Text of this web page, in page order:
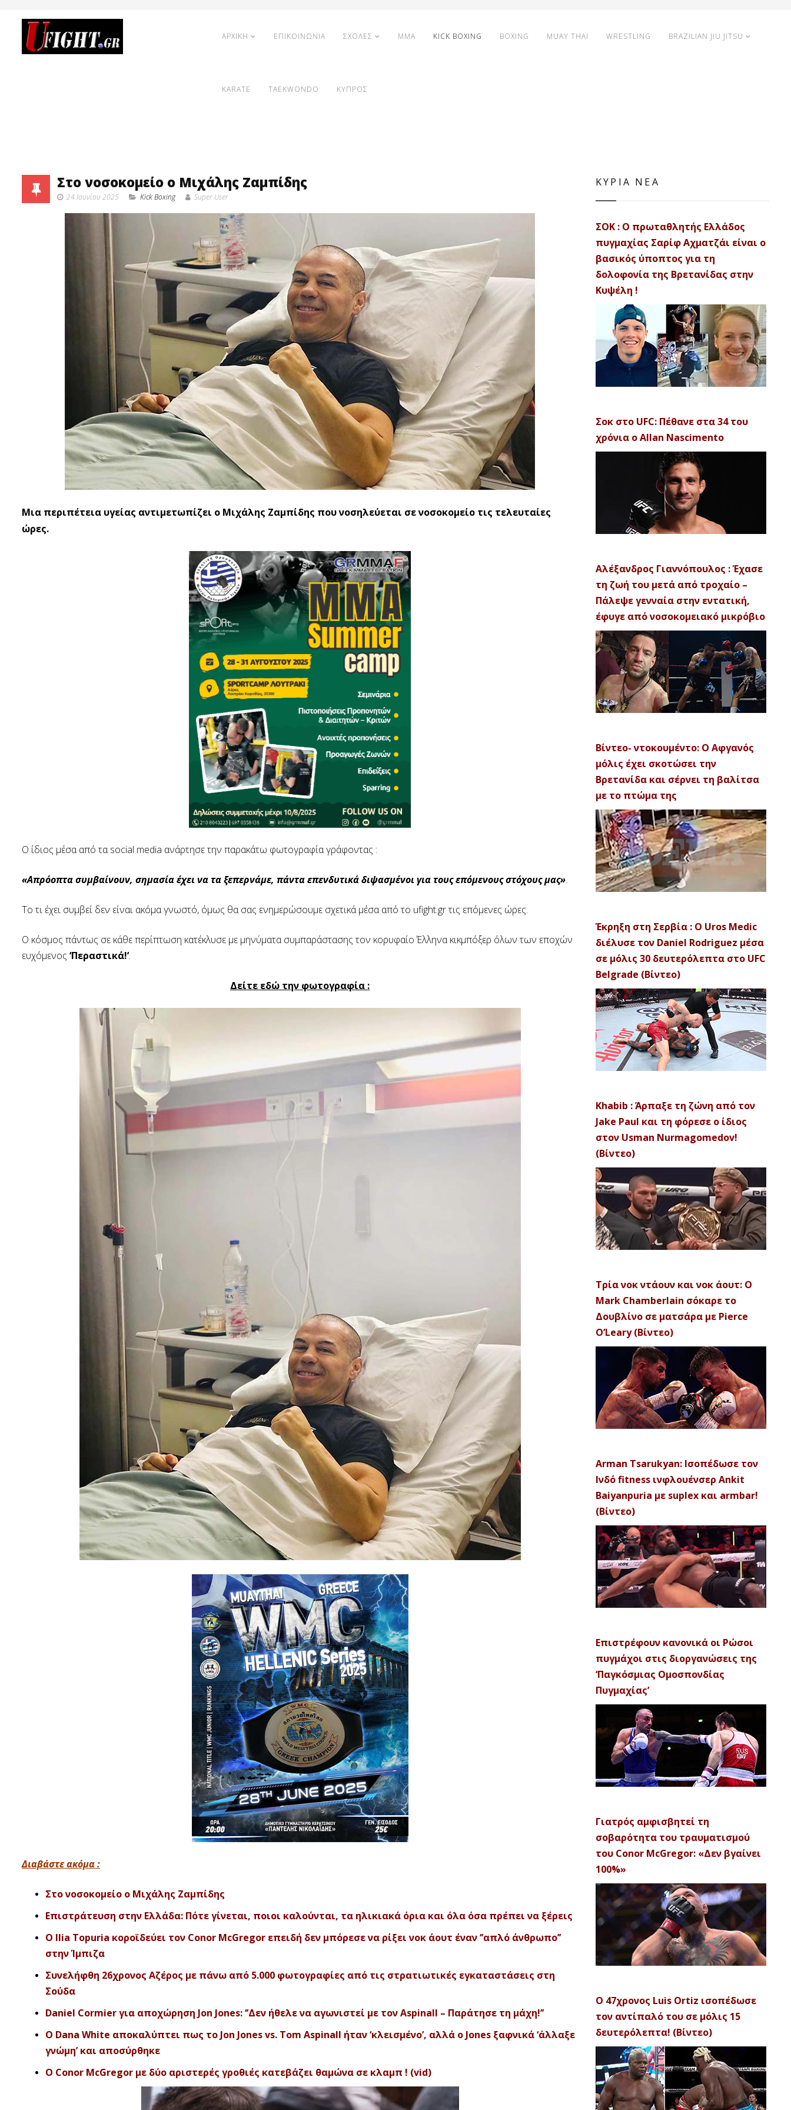
ΑΡΧΙΚΗ ΕΠΙΚΟΙΝΩΝΙΑ ΣΧΟΛΕΣ MMA KICK BOXING BOXING MUAY THAI WRESTLING BRAZILIAN JIU JITSU
KARATE TAEKWONDO ΚΥΠΡΟΣ
Στο νοσοκομείο ο Μιχάλης Ζαμπίδης
24 Ιουνίου 2025 Κick Boxing Super User
Μια περιπέτεια υγείας αντιμετωπίζει ο Μιχάλης Ζαμπίδης που νοσηλεύεται σε νοσοκομείο τις τελευταίες
ώρες.
Ο ίδιος μέσα από τα social media ανάρτησε την παρακάτω φωτογραφία γράφοντας :
«Απρόοπτα συμβαίνουν, σημασία έχει να τα ξεπερνάμε, πάντα επενδυτικά διψασμένοι για τους επόμενους στόχους μας».
Το τι έχει συμβεί δεν είναι ακόμα γνωστό, όμως θα σας ενημερώσουμε σχετικά μέσα από το ufight.gr τις επόμενες ώρες.
Ο κόσμος πάντως σε κάθε περίπτωση κατέκλυσε με μηνύματα συμπαράστασης τον κορυφαίο Έλληνα κικμπόξερ όλων των εποχών
ευχόμενος ‘Περαστικά!’.
Δείτε εδώ την φωτογραφία :
Διαβάστε ακόμα :
Στο νοσοκομείο ο Μιχάλης Ζαμπίδης
Επιστράτευση στην Ελλάδα: Πότε γίνεται, ποιοι καλούνται, τα ηλικιακά όρια και όλα όσα πρέπει να ξέρεις
Ο Ilia Topuria κοροϊδεύει τον Conor McGregor επειδή δεν μπόρεσε να ρίξει νοκ άουτ έναν ‘’απλό άνθρωπο’’
στην Ίμπιζα
Συνελήφθη 26χρονος Αζέρος με πάνω από 5.000 φωτογραφίες από τις στρατιωτικές εγκαταστάσεις στη
Σούδα
Daniel Cormier για αποχώρηση Jon Jones: ‘’Δεν ήθελε να αγωνιστεί με τον Aspinall – Παράτησε τη μάχη!’’
Ο Dana White αποκαλύπτει πως το Jon Jones vs. Tom Aspinall ήταν ‘κλεισμένο’, αλλά ο Jones ξαφνικά ‘άλλαξε
γνώμη’ και αποσύρθηκε
Ο Conor McGregor με δύο αριστερές γροθιές κατεβάζει θαμώνα σε κλαμπ ! (vid)
ΚΥΡΙΑ ΝΕΑ
ΣΟΚ : Ο πρωταθλητής Ελλάδος
πυγμαχίας Σαρίφ Αχματζάι είναι ο
βασικός ύποπτος για τη
δολοφονία της Βρετανίδας στην
Κυψέλη !
Σοκ στο UFC: Πέθανε στα 34 του
χρόνια ο Allan Nascimento
Αλέξανδρος Γιαννόπουλος : Έχασε
τη ζωή του μετά από τροχαίο –
Πάλεψε γενναία στην εντατική,
έφυγε από νοσοκομειακό μικρόβιο
Βίντεο- ντοκουμέντο: Ο Αφγανός
μόλις έχει σκοτώσει την
Βρετανίδα και σέρνει τη βαλίτσα
με το πτώμα της
Έκρηξη στη Σερβία : Ο Uros Medic
διέλυσε τον Daniel Rodriguez μέσα
σε μόλις 30 δευτερόλεπτα στο UFC
Belgrade (Βίντεο)
Khabib : Άρπαξε τη ζώνη από τον
Jake Paul και τη φόρεσε ο ίδιος
στον Usman Nurmagomedov!
(Βίντεο)
Τρία νοκ ντάουν και νοκ άουτ: Ο
Mark Chamberlain σόκαρε το
Δουβλίνο σε ματσάρα με Pierce
O’Leary (Βίντεο)
Arman Tsarukyan: Ισοπέδωσε τον
Ινδό fitness ινφλουένσερ Ankit
Baiyanpuria με suplex και armbar!
(Βίντεο)
Επιστρέφουν κανονικά οι Ρώσοι
πυγμάχοι στις διοργανώσεις της
‘Παγκόσμιας Ομοσπονδίας
Πυγμαχίας’
Γιατρός αμφισβητεί τη
σοβαρότητα του τραυματισμού
του Conor McGregor: «Δεν βγαίνει
100%»
Ο 47χρονος Luis Ortiz ισοπέδωσε
τον αντίπαλό του σε μόλις 15
δευτερόλεπτα! (Βίντεο)